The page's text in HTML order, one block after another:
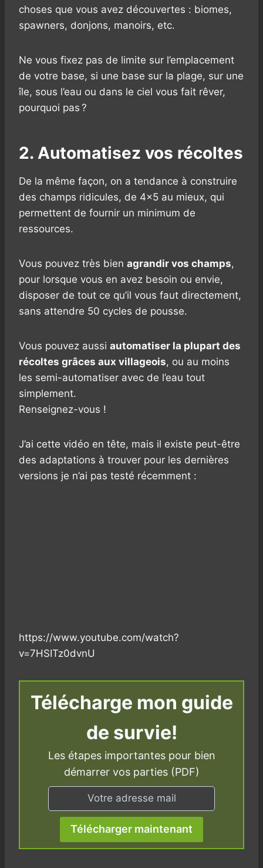
choses que vous avez découvertes : biomes,
spawners, donjons, manoirs, etc.
Ne vous fixez pas de limite sur l’emplacement
de votre base, si une base sur la plage, sur une
île, sous l’eau ou dans le ciel vous fait rêver,
pourquoi pas ?
2. Automatisez vos récoltes
De la même façon, on a tendance à construire
des champs ridicules, de 4×5 au mieux, qui
permettent de fournir un minimum de
ressources.
Vous pouvez très bien agrandir vos champs,
pour lorsque vous en avez besoin ou envie,
disposer de tout ce qu’il vous faut directement,
sans attendre 50 cycles de pousse.
Vous pouvez aussi automatiser la plupart des
récoltes grâces aux villageois, ou au moins
les semi-automatiser avec de l’eau tout
simplement.
Renseignez-vous !
J’ai cette vidéo en tête, mais il existe peut-être
des adaptations à trouver pour les dernières
versions je n’ai pas testé récemment :
https://www.youtube.com/watch?
v=7HSITz0dvnU
Télécharge mon guide
de survie!
Les étapes importantes pour bien
démarrer vos parties (PDF)
Télécharger maintenant